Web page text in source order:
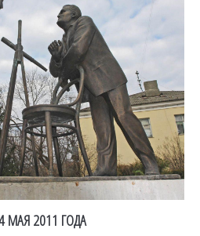
МАЯ 2011 ГОДА